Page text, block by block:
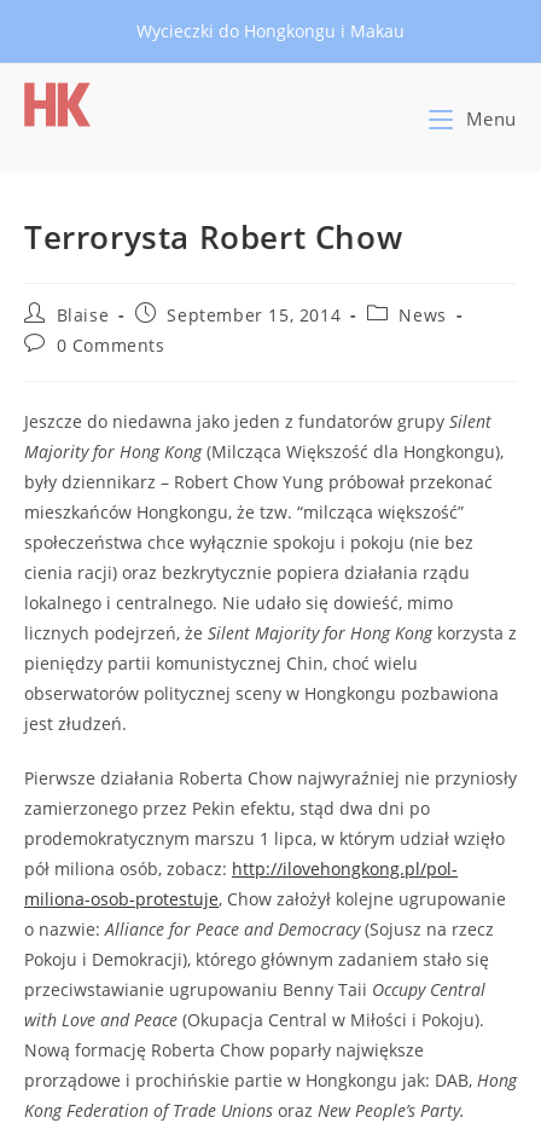
Wycieczki do Hongkongu i Makau
Menu
Terrorysta Robert Chow
Post
author:
Blaise
Post
published:
September 15, 2014
PostNews
Post0 Comments
Jeszcze do niedawna jako jeden z fundatorów grupy Silent
Majority for Hong Kong(Milcząca Większość dla Hongkongu),
były dziennikarz – Robert Chow Yung próbował przekonać
mieszkańców Hongkongu, że tzw. “milcząca większość”
społeczeństwa chce wyłącznie spokoju i pokoju (nie bez
cienia racji) oraz bezkrytycznie popiera działania rządu
lokalnego i centralnego. Nie udało się dowieść, mimo
licznych podejrzeń, że Silent Majority for Hong Kong korzysta z
pieniędzy partii komunistycznej Chin, choć wielu
obserwatorów politycznej sceny w Hongkongu pozbawiona
jest złudzeń.
Pierwsze działania Roberta Chow najwyraźniej nie przyniosły
zamierzonego przez Pekin efektu, stąd dwa dni po
prodemokratycznym marszu 1 lipca, w którym udział wzięło
pół miliona osób, zobacz: http://ilovehongkong.pl/pol-
miliona-osob-protestuje, Chow założył kolejne ugrupowanie
o nazwie:Alliance for Peace and Democracy(Sojusz na rzecz
Pokoju i Demokracji), którego głównym zadaniem stało się
przeciwstawianie ugrupowaniu Benny Taii Occupy Central
with Love and Peace (Okupacja Central w Miłości i Pokoju).
Nową formację Roberta Chow poparły największe
prorządowe i prochińskie partie w Hongkongu jak: DAB, Hong
Kong Federation of Trade Unions oraz New People’s Party.